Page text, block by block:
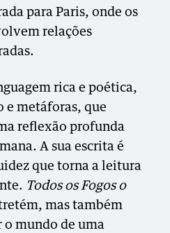
para Paris, onde os
relações
rica e poética,
e metáforas, que
reflexão profunda
A sua escrita é
que torna a leitura
Todos os Fogos o
mas também
o mundo de uma